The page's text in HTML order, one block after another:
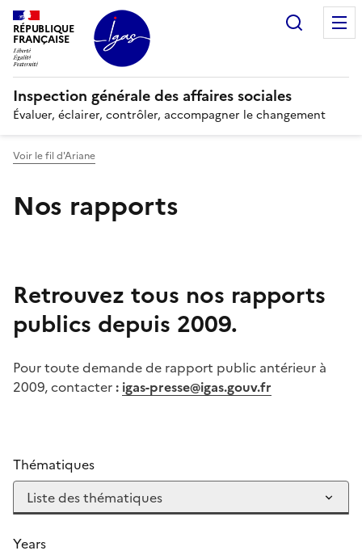
Panneau de gestion des cookies
RÉPUBLIQUE
FRANÇAISE
Inspection générale des affaires sociales
Évaluer, éclairer, contrôler, accompagner le changement
Voir le fil d'Ariane
Nos rapports
Retrouvez tous nos rapports
publics depuis 2009.
Pour toute demande de rapport public antérieur à
2009, contacter: igas-presse@igas.gouv.fr
Thématiques
Years